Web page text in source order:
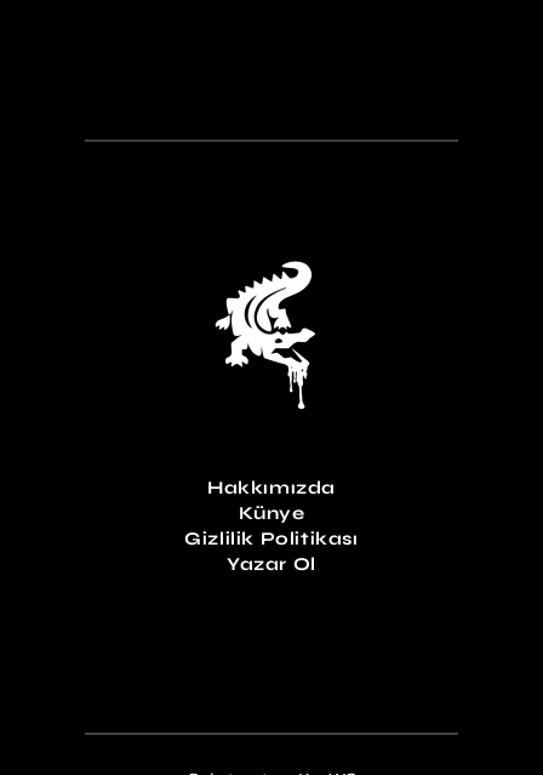
Hakkımızda
Künye
Gizlilik Politikası
Yazar Ol